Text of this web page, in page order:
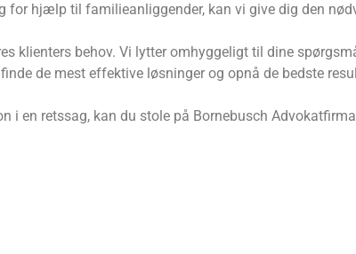
for hjælp til familieanliggender, kan vi give dig den
klienters behov. Vi lytter omhyggeligt til dine
de mest effektive løsninger og opnå de bedste
i en retssag, kan du stole på Bornebusch